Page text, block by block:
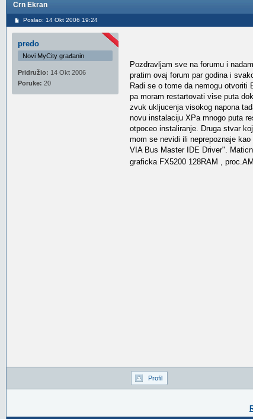
Crn Ekran
Poslao: 14 Okt 2006 19:24
predo
Novi MyCity građanin
Pridružio: 14 Okt 2006
Poruke: 20
Pozdravljam sve na forumu i
pratim ovaj forum par godina i
Radi se o tome da nemogu
pa moram restartovati vise puta
zvuk ukljucenja visokog napona
novu instalaciju XPa mnogo puta
otpoceo instaliranje. Druga stvar
mom se nevidi ili neprepoznaje
VIA Bus Master IDE Driver".
graficka FX5200 128RAM ,
Profil